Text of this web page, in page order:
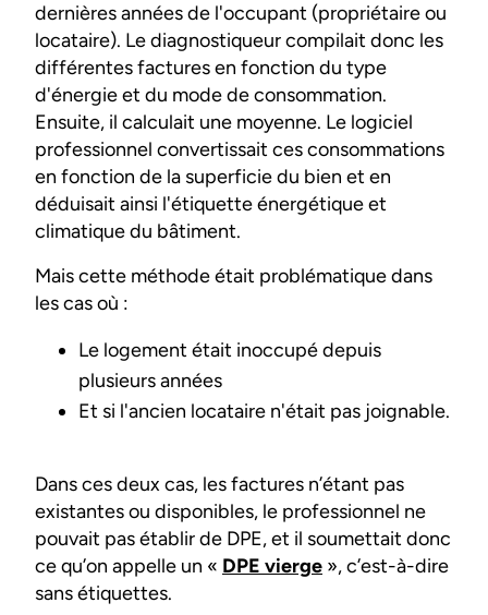
dernières années de l'occupant (propriétaire ou
locataire). Le diagnostiqueur compilait donc les
différentes factures en fonction du type
d'énergie et du mode de consommation.
Ensuite, il calculait une moyenne. Le logiciel
professionnel convertissait ces consommations
en fonction de la superficie du bien et en
déduisait ainsi l'étiquette énergétique et
climatique du bâtiment.
Mais cette méthode était problématique dans
les cas où :
Le logement était inoccupé depuis
plusieurs années
Et si l'ancien locataire n'était pas joignable.
Dans ces deux cas, les factures n’étant pas
existantes ou disponibles, le professionnel ne
pouvait pas établir de DPE, et il soumettait donc
ce qu’on appelle un « DPE vierge », c’est-à-dire
sans étiquettes.